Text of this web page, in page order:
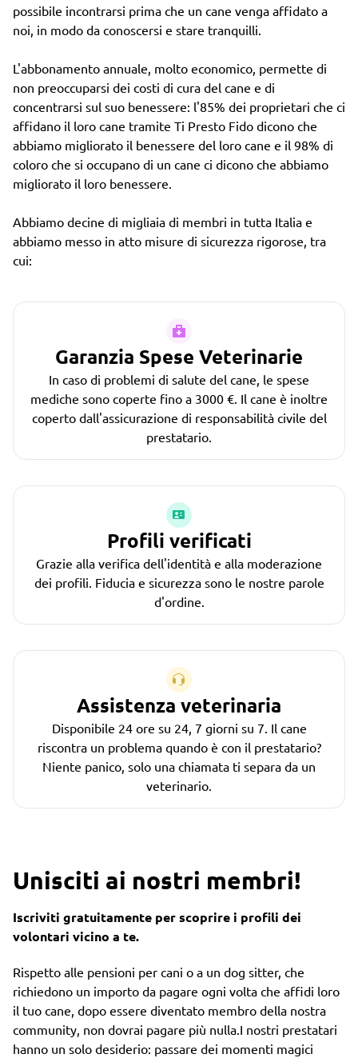
possibile incontrarsi prima che un cane venga affidato a
noi, in modo da conoscersi e stare tranquilli.
L'abbonamento annuale, molto economico, permette di
non preoccuparsi dei costi di cura del cane e di
concentrarsi sul suo benessere: l'85% dei proprietari che ci
affidano il loro cane tramite Ti Presto Fido dicono che
abbiamo migliorato il benessere del loro cane e il 98% di
coloro che si occupano di un cane ci dicono che abbiamo
migliorato il loro benessere.
Abbiamo decine di migliaia di membri in tutta Italia e
abbiamo messo in atto misure di sicurezza rigorose, tra
cui:
Garanzia Spese Veterinarie
In caso di problemi di salute del cane, le spese
mediche sono coperte fino a 3000 €. Il cane è inoltre
coperto dall'assicurazione di responsabilità civile del
prestatario.
Profili verificati
Grazie alla verifica dell'identità e alla moderazione
dei profili. Fiducia e sicurezza sono le nostre parole
d'ordine.
Assistenza veterinaria
Disponibile 24 ore su 24, 7 giorni su 7. Il cane
riscontra un problema quando è con il prestatario?
Niente panico, solo una chiamata ti separa da un
veterinario.
Unisciti ai nostri membri!
Iscriviti gratuitamente per scoprire i profili dei
volontari vicino a te.
Rispetto alle pensioni per cani o a un dog sitter, che
richiedono un importo da pagare ogni volta che affidi loro
il tuo cane, dopo essere diventato membro della nostra
community, non dovrai pagare più nulla.I nostri prestatari
hanno un solo desiderio: passare dei momenti magici